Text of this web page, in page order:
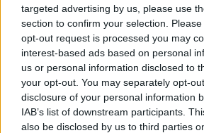
targeted advertising by us, please use
section to confirm your selection.
opt-out request is processed you may
interest-based ads based on personal
us or personal information disclosed to
your opt-out. You may separately opt-
disclosure of your personal information
IAB’s list of downstream participants.
also be disclosed by us to third parties